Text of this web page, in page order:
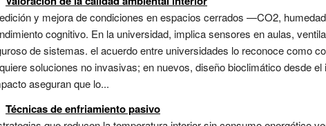
y mejora de condiciones en espacios cerrados —CO2,
cognitivo. En la universidad, implica sensores en aulas,
de sistemas. el acuerdo entre universidades lo reconoce como
soluciones no invasivas; en nuevos, diseño bioclimático desde
aseguran que lo...
Técnicas de enfriamiento pasivo